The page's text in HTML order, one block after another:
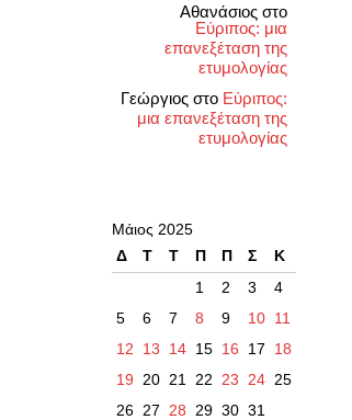
Αθανάσιος στο
Εύριπος: μια
επανεξέταση της
ετυμολογίας
Γεώργιος στο Εύριπος:
μια επανεξέταση της
ετυμολογίας
Μάιος 2025
Δ
Τ Τ Π Π Σ
Κ
1
2 3
4
5
6 7 8 9 10 11
12
13 14 15 16 17
18
19 20 21 22 23 24 25
26 27 28 29 30 31